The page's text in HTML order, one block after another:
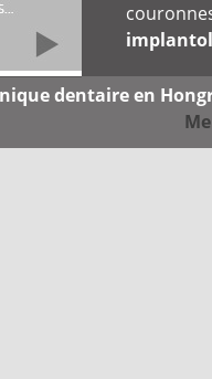
dentaire en